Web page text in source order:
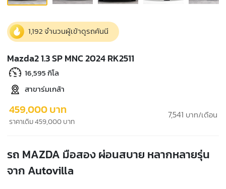
1,192 จำนวนผู้เข้าดูรถคันนี
Mazda2 1.3 SP MNC 2024 RK2511
16,595 กิโล
สาขาร่มเกล้า
459,000 บาท
ราคาเดิม 459,000 บาท
7,541 บาท/เดือน
รถ MAZDA มือสอง ผ่อนสบาย หลากหลายรุ่น
จาก Autovilla